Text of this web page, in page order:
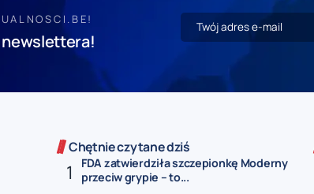
newslettera!
Chętnie czytane dziś
FDA zatwierdziła szczepionkę Moderny
przeciw grypie – to...